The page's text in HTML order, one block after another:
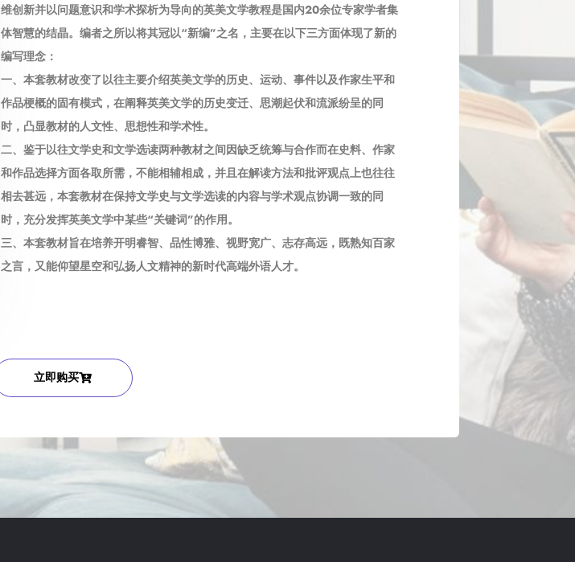
维创新并以问题意识和学术探析为导向的英美文学教程是国内20余位专家学者集
体智慧的结晶。编者之所以将其冠以“新编”之名，主要在以下三方面体现了新的
编写理念：
一、本套教材改变了以往主要介绍英美文学的历史、运动、事件以及作家生平和
作品梗概的固有模式，在阐释英美文学的历史变迁、思潮起伏和流派纷呈的同
时，凸显教材的人文性、思想性和学术性。
二、鉴于以往文学史和文学选读两种教材之间因缺乏统筹与合作而在史料、作家
和作品选择方面各取所需，不能相辅相成，并且在解读方法和批评观点上也往往
相去甚远，本套教材在保持文学史与文学选读的内容与学术观点协调一致的同
时，充分发挥英美文学中某些“关键词”的作用。
三、本套教材旨在培养开明睿智、品性博雅、视野宽广、志存高远，既熟知百家
之言，又能仰望星空和弘扬人文精神的新时代高端外语人才。
立即购买